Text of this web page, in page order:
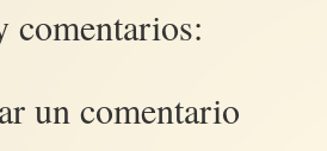
comentarios:
un comentario